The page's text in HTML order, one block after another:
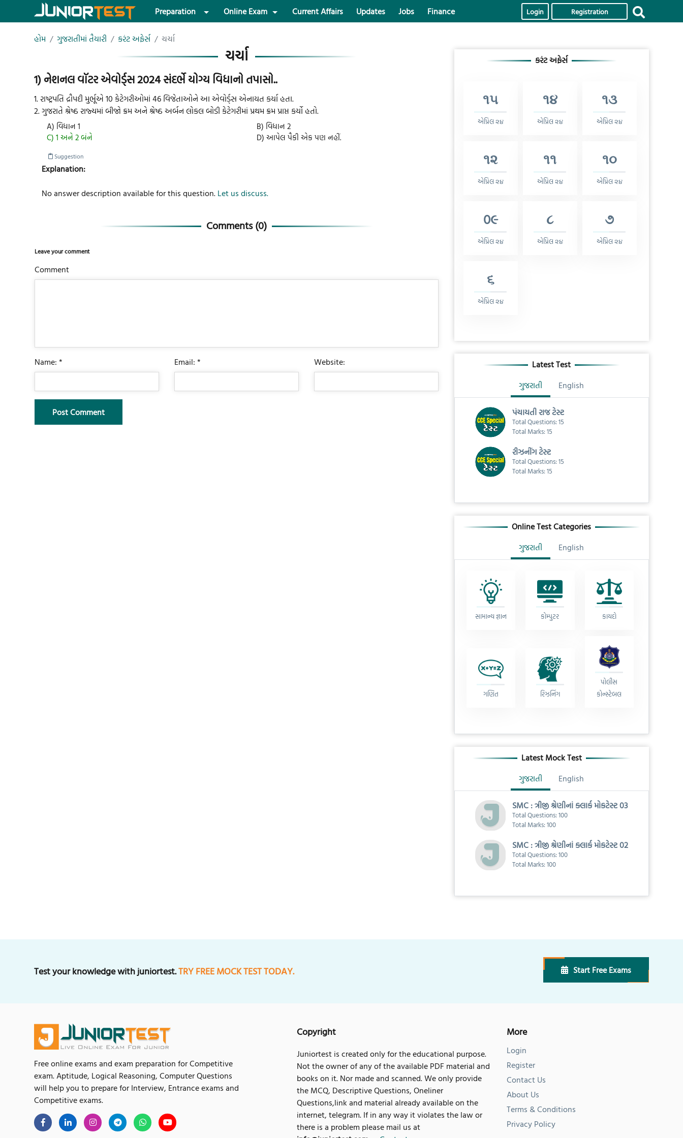
Preparation Online Exam Current Affairs Updates Jobs Finance Login Registration
હોમ ગુજરાતીમાં તૈયારી કરંટ અફેર્સ ચર્ચા
ચર્ચા
1) નેશનલ વૉટર એવોર્ડ્સ 2024 સંદર્ભે યોગ્ય વિધાનો તપાસો..
1. રાષ્ટ્રપતિ દ્રૌપદી મુર્ભૂએ 10 કેટેગરીઓમાં 46 વિજેતાઓને આ એવોર્ડ્સ એનાયત કર્યા હતા.
2. ગુજરાતે શ્રેષ્ઠ રાજ્યમાં બીજો ક્રમ અને શ્રેષ્ઠ અર્બન લોકલ બોડી કેટેગરીમાં પ્રથમ ક્રમ પ્રાપ્ત કર્યો હતો.
A) વિધાન 1
B) વિધાન 2
C) 1 અને 2 બંને
D) આપેલ પૈકી એક પણ નહીં.
Suggestion
Explanation:
No answer description available for this question. Let us discuss.
Comments (0)
Leave your comment
Comment
Name: * Email: * Website:
કરંટ અફેર્સ
૧૫
એપ્રિલ ૨૪
૧૪
એપ્રિલ ૨૪
૧૩
એપ્રિલ ૨૪
૧૨
એપ્રિલ ૨૪
૧૧
એપ્રિલ ૨૪
૧૦
એપ્રિલ ૨૪
0૯
એપ્રિલ ૨૪
૮
એપ્રિલ ૨૪
૭
એપ્રિલ ૨૪
૬
એપ્રિલ ૨૪
Latest Test
ગુજરાતી
English
પંચાયતી રાજ ટેસ્ટ
Total Questions: 15
Total Marks: 15
રીઝનીંગ ટેસ્ટ
Total Questions: 15
Total Marks: 15
Online Test Categories
ગુજરાતી
English
સામાન્ય જ્ઞાન કોમ્પુટર કાયદો
ગણિત રિઝનિંગ
પોલીસ
કોન્સ્ટેબલ
Latest Mock Test
ગુજરાતી
English
SMC : ત્રીજી શ્રેણીનાં ક્લાર્ક મોકટેસ્ટ 03
Total Questions: 100
Total Marks: 100
SMC : ત્રીજી શ્રેણીનાં ક્લાર્ક મોકટેસ્ટ 02
Total Questions: 100
Total Marks: 100
Test your knowledge with juniortest.TRY FREE MOCK TEST TODAY. Start Free Exams
Free online exams and exam preparation for Competitive
exam. Aptitude, Logical Reasoning, Computer Questions
will help you to prepare for Interview, Entrance exams and
Competitive exams.
Copyright
Juniortest is created only for the educational purpose.
Not the owner of any of the available PDF material and
books on it. Nor made and scanned. We only provide
the MCQ, Descriptive Questions, Oneliner
Questions,link and material already available on the
internet, telegram. If in any way it violates the law or
there is a problem please mail us at
More
Login
Register
Contact Us
About Us
Terms & Conditions
Privacy Policy